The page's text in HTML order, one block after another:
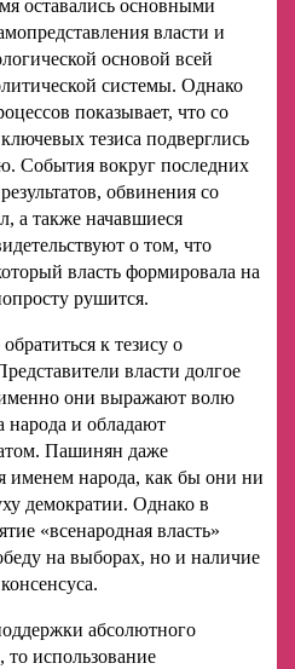
оставались основными
власти и
основой всей
системы. Однако
показывает, что со
тезиса подверглись
События вокруг последних
обвинения со
а также начавшиеся
о том, что
власть формировала на
рушится.
к тезису о
власти долгое
они выражают волю
народа и обладают
Пашинян даже
именем народа, как бы они ни
демократии. Однако в
«всенародная власть»
на выборах, но и наличие
абсолютного
то использование